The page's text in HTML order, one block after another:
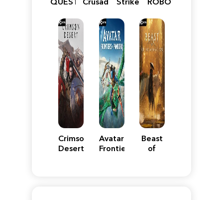
ReimaginedEdition
Y
Crimson
Desert
Avatar:
Frontiers
Beast
of